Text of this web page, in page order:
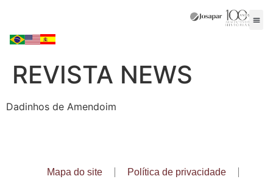
REVISTA NEWS
Dadinhos de Amendoim
Mapa do site Política de privacidade